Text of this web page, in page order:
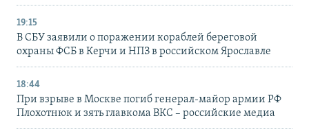
19:15
В СБУ заявили о поражении кораблей береговой
охраны ФСБ в Керчи и НПЗ в российском Ярославле
18:44
При взрыве в Москве погиб генерал-майор армии РФ
Плохотнюк и зять главкома ВКС – российские медиа